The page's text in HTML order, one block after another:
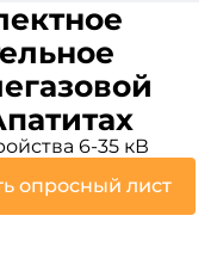
6-35 кВ
опросный лист